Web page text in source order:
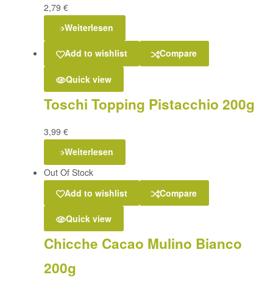
2,79 €
Weiterlesen
Add to wishlist Compare
Quick view
Toschi Topping Pistacchio 200g
3,99 €
Weiterlesen
Out Of Stock
Add to wishlist
Compare
Quick view
Chicche Cacao Mulino Bianco
200g